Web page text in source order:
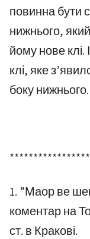
повинна бути
нижнього,
йому нове
клі, яке
боку нижнього.
1. ”Маор ве
коментар на
ст. в Кракові.